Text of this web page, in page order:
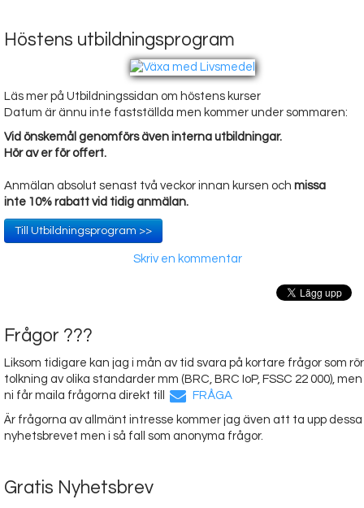
Höstens utbildningsprogram
Läs mer på Utbildningssidan om höstens kurser
Datum är ännu inte fastställda men kommer under sommaren:
Vid önskemål genomförs även interna utbildningar.
Hör av er för offert.
Anmälan absolut senast två veckor innan kursen och missa
inte 10% rabatt vid tidig anmälan.
Till Utbildningsprogram >>
Skriv en kommentar
Frågor ???
Liksom tidigare kan jag i mån av tid svara på kortare frågor som rör
tolkning av olika standarder mm (BRC, BRC IoP, FSSC 22 000), men
ni får maila frågorna direkt till
FRÅGA
Är frågorna av allmänt intresse kommer jag även att ta upp dessa
nyhetsbrevet men i så fall som anonyma frågor.
Gratis Nyhetsbrev